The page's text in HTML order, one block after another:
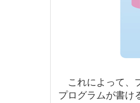
これによって、
プログラムが書け